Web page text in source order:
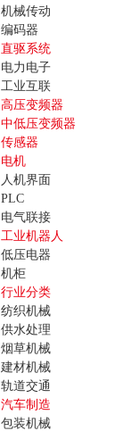
机械传动
编码器
直驱系统
电力电子
工业互联
高压变频器
中低压变频器
传感器
电机
人机界面
PLC
电气联接
工业机器人
低压电器
机柜
行业分类
纺织机械
供水处理
烟草机械
建材机械
轨道交通
汽车制造
包装机械